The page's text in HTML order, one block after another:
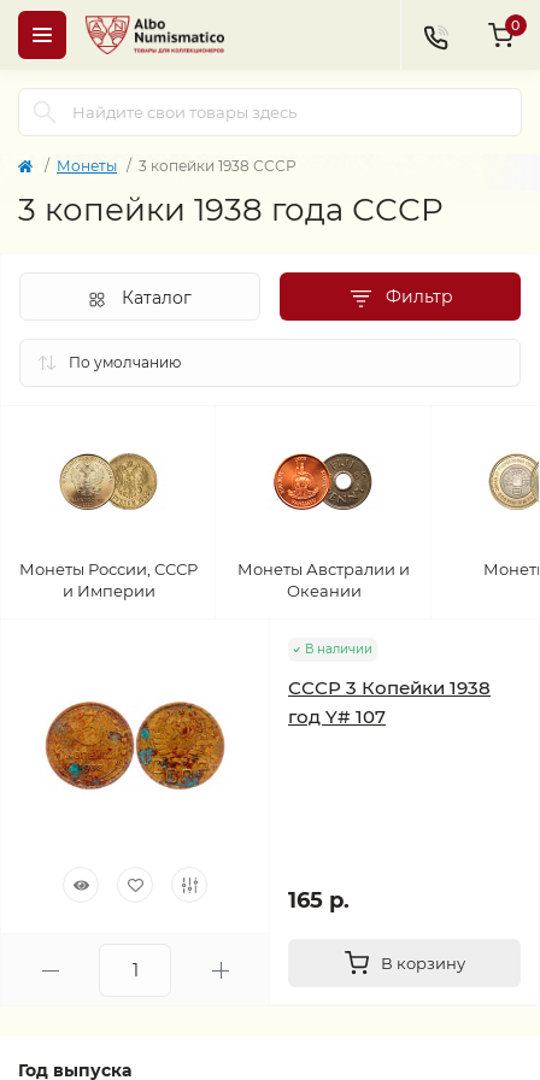
0
Монеты 3 копейки 1938 СССР
3 копейки 1938 года СССР
Фильтр
Каталог
Монеты России, СССР
и Империи
Монеты Австралии и
Океании
В наличии
СССР 3 Копейки 1938
год Y# 107
165 р.
В корзину
Год выпуска